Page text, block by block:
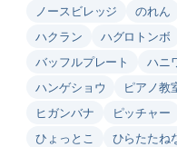
ノースビレッジ
のれん
ハクラン
ハグロトンボ
バッフルプレート
ハニ
ハンゲショウ
ピアノ教
ヒガンバナ
ピッチャー
ひょっとこ
ひらたたね